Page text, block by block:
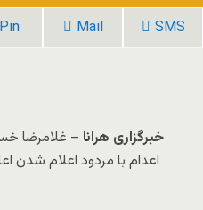
Pin Mail SMS
خبرگزاری هرانا – غلامرضا
اعدام با مردود اعلام شدن